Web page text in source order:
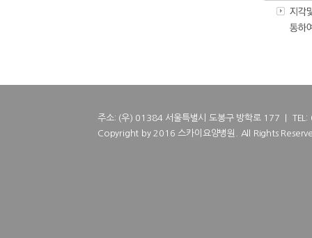
주소: (우) 01384 서울특별시 도봉구 방학로 177 |
Copyright by 2016 스카이요양병원. All Rights